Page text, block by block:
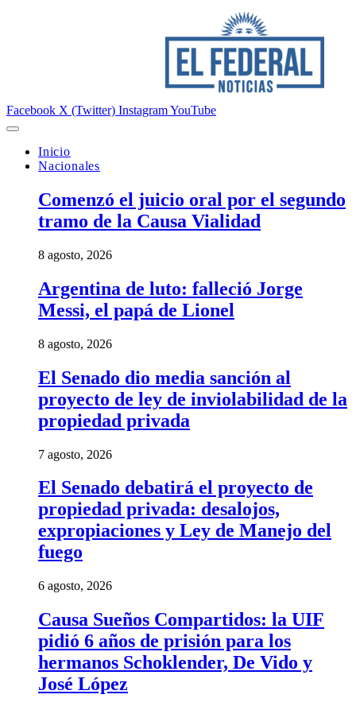
Facebook X (Twitter) InstagramYouTube
Inicio
Nacionales
Comenzó el juicio oral por el segundo
tramo de la Causa Vialidad
8 agosto, 2026
Argentina de luto: falleció Jorge
Messi, el papá de Lionel
8 agosto, 2026
El Senado dio media sanción al
proyecto de ley de inviolabilidad de la
propiedad privada
7 agosto, 2026
El Senado debatirá el proyecto de
propiedad privada: desalojos,
expropiaciones y Ley de Manejo del
fuego
6 agosto, 2026
Causa Sueños Compartidos: la UIF
pidió 6 años de prisión para los
hermanos Schoklender, De Vido y
José López